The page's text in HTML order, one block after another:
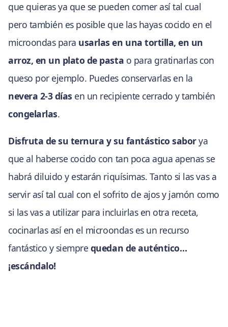
que quieras ya que se pueden comer así tal cual
pero también es posible que las hayas cocido en el
microondas para usarlas en una tortilla, en un
arroz, en un plato de pasta o para gratinarlas con
queso por ejemplo. Puedes conservarlas en la
nevera 2-3 días en un recipiente cerrado y también
congelarlas.
Disfruta de su ternura y su fantástico saborya
que al haberse cocido con tan poca agua apenas se
habrá diluido y estarán riquísimas. Tanto si las vas a
servir así tal cual con el sofrito de ajos y jamón como
si las vas a utilizar para incluirlas en otra receta,
cocinarlas así en el microondas es un recurso
fantástico y siempre quedan de auténtico…
¡escándalo!